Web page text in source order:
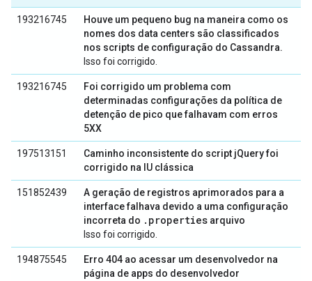
193216745
Houve um pequeno bug na maneira como os
nomes dos data centers são classificados
nos scripts de configuração do Cassandra.
Isso foi corrigido.
193216745
Foi corrigido um problema com
determinadas configurações da política de
detenção de pico que falhavam com erros
5XX
197513151
Caminho inconsistente do script jQuery foi
corrigido na IU clássica
151852439
A geração de registros aprimorados para a
interface falhava devido a uma configuração
incorreta do .properties arquivo
Isso foi corrigido.
194875545
Erro 404 ao acessar um desenvolvedor na
página de apps do desenvolvedor